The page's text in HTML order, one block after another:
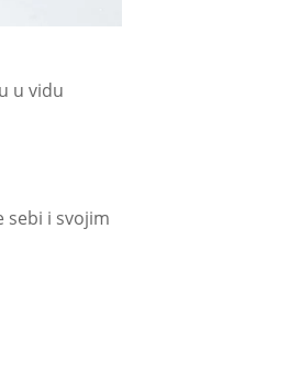
u vidu
sebi i svojim